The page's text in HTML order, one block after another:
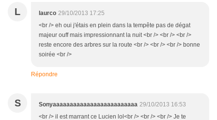
L laurco 29/10/2013 17:25
<br /> eh oui j'étais en plein dans la tempête pas de dégat
majeur ouff mais impressionnant la nuit <br /> <br /> <br />
reste encore des arbres sur la route <br /> <br /> <br /> bonne
soirée <br />
Répondre
S Sonyaaaaaaaaaaaaaaaaaaaaaaaaa 29/10/2013 16:53
<br /> il est marrant ce Lucien lol<br /> <br /> <br /> Je te